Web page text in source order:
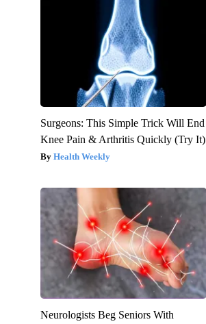
Surgeons: This Simple Trick Will End
Knee Pain & Arthritis Quickly (Try It)
Health Weekly
Neurologists Beg Seniors With